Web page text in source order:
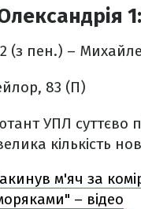
(з пен.) –
83 (П)
УПЛ суттєво
кількість
м'яч за
– відео